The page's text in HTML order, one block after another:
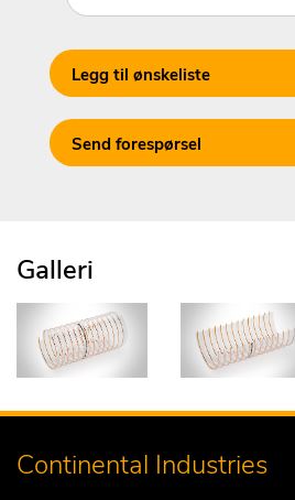
Legg til ønskeliste
Send forespørsel
Galleri
Continental Industries